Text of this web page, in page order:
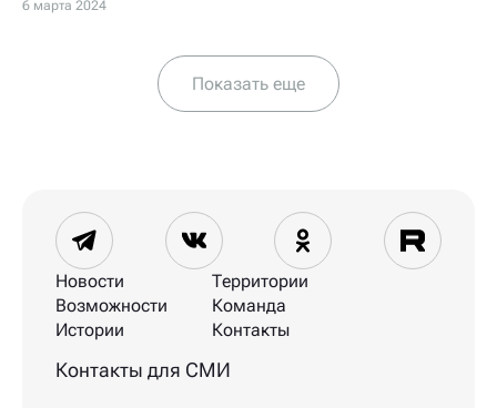
6 марта 2024
Показать еще
Контакты для СМИ
Новости
Возможности
Истории
Территории
Команда
Контакты